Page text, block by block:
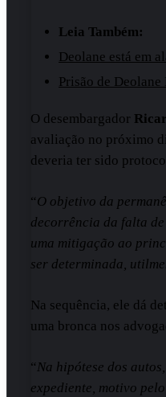
Leia Também:
Deolane está em
Prisão de Deolane
O desembargador
avaliação no próximo
deveria ter sido
“O objetivo da
decorrência da falta
uma mitigação ao
ser determinada,
Na sequência, ele dá
uma bronca nos
“Na hipótese dos
expediente, motivo